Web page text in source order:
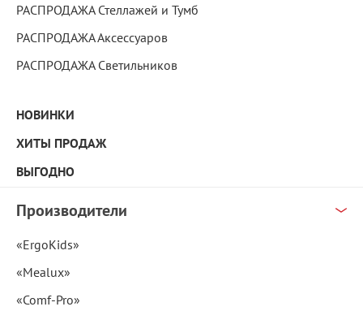
РАСПРОДАЖА Стеллажей и Тумб
РАСПРОДАЖА Аксессуаров
РАСПРОДАЖА Светильников
НОВИНКИ
ХИТЫ ПРОДАЖ
ВЫГОДНО
Производители
«ErgoKids»
«Mealux»
«Comf-Pro»